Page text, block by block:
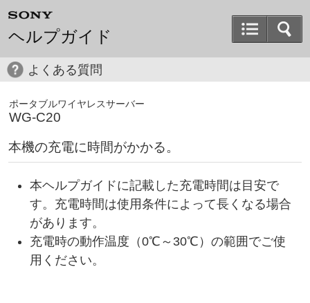
ヘルプガイド
よくある質問
ポータブルワイヤレスサーバー
WG-C20
本機の充電に時間がかかる。
本ヘルプガイドに記載した充電時間は目安で
す。充電時間は使用条件によって長くなる場合
があります。
充電時の動作温度（0℃～30℃）の範囲でご使
用ください。